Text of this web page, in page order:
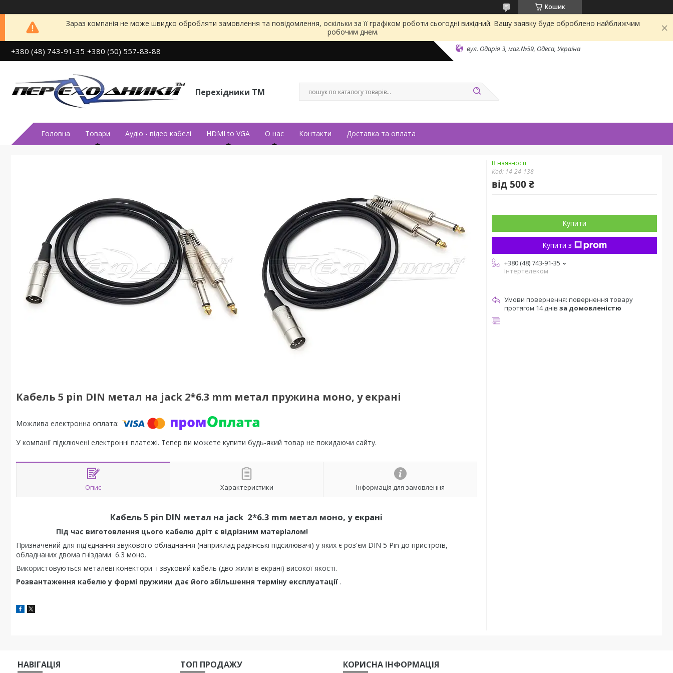
Кошик
Зараз компанія не може швидко обробляти замовлення та повідомлення, оскільки за її графіком роботи сьогодні вихідний. Вашу заявку буде оброблено найближчим
робочим днем.
+380 (48) 743-91-35 +380 (50) 557-83-88 вул. Одарiя 3, маг.№59, Одеса, Україна
Перехідники ТМ
Головна Товари Аудiо - вiдео кабелi HDMI to VGA О нас Контакти Доставка та оплата
Кабель 5 pin DIN метал на jack 2*6.3 mm метал пружина моно, у екрані
У компанії підключені електронні платежі. Тепер ви можете купити будь-який товар не покидаючи сайту.
Опис Характеристики Інформація для замовлення
Кабель 5 pin DIN метал на jack 2*6.3 mm метал моно, у екрані
Під час виготовлення цього кабелю дріт є відрізним матеріалом!
Призначений для під'єднання звукового обладнання (наприклад радянські підсилювачі) у яких є роз'єм DIN 5 Pin до пристроїв,
обладнаних двома гніздами 6.3 моно.
Використовуються металеві конектори і звуковий кабель (дво жили в екрані) високої якості.
Розвантаження кабелю у формі пружини дає його збільшення терміну експлуатації .
В наявності
Код: 14-24-138
від 500 ₴
Купити
Купити з
+380 (48) 743-91-35
Інтертелеком
повернення товару
протягом 14 днів за домовленістю
НАВIГАЦIЯ ТОП ПРОДАЖУ КОРИСНА IНФОРМАЦIЯ